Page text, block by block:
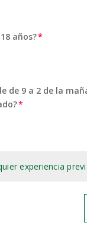
años?
de 9 a 2 de la